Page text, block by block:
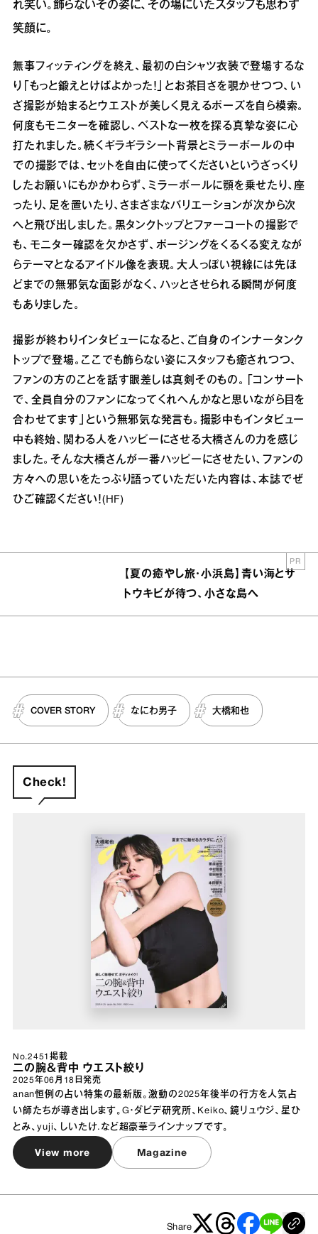
れ笑い。飾らないその姿に、その場にいたスタッフも思わず
笑顔に。
無事フィッティングを終え、最初の白シャツ衣装で登場するな
り「もっと鍛えとけばよかった！」とお茶目さを覗かせつつ、い
ざ撮影が始まるとウエストが美しく見えるポーズを自ら模索。
何度もモニターを確認し、ベストな一枚を探る真摯な姿に心
打たれました。続くギラギラシート背景とミラーボールの中
での撮影では、セットを自由に使ってくださいというざっくり
したお願いにもかかわらず、ミラーボールに顎を乗せたり、座
ったり、足を置いたり、さまざまなバリエーションが次から次
へと飛び出しました。黒タンクトップとファーコートの撮影で
も、モニター確認を欠かさず、ポージングをくるくる変えなが
らテーマとなるアイドル像を表現。大人っぽい視線には先ほ
どまでの無邪気な面影がなく、ハッとさせられる瞬間が何度
もありました。
撮影が終わりインタビューになると、ご自身のインナータンク
トップで登場。ここでも飾らない姿にスタッフも癒されつつ、
ファンの方のことを話す眼差しは真剣そのもの。「コンサート
で、全員自分のファンになってくれへんかなと思いながら目を
合わせてます」という無邪気な発言も。撮影中もインタビュー
中も終始、関わる人をハッピーにさせる大橋さんの力を感じ
ました。そんな大橋さんが一番ハッピーにさせたい、ファンの
方々への思いをたっぷり語っていただいた内容は、本誌でぜ
ひご確認ください！(HF)
【夏の癒やし旅・小浜島】青い海とサ
トウキビが待つ、小さな島へ
PR
COVER STORY なにわ男子 大橋和也
Check!
No.2451掲載
二の腕＆背中 ウエスト絞り
2025年06月18日 発売
anan恒例の占い特集の最新版。激動の2025年後半の行方を人気占
い師たちが導き出します。G・ダビデ研究所、Keiko、鏡リュウジ、星ひ
とみ、yuji、しいたけ.など超豪華ラインナップです。
View more Magazine
Share